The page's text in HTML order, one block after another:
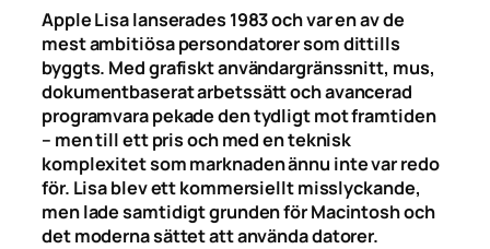
Apple Lisa lanserades 1983 och var en av de
mest ambitiösa persondatorer som dittills
byggts. Med grafiskt användargränssnitt, mus,
dokumentbaserat arbetssätt och avancerad
programvara pekade den tydligt mot framtiden
– men till ett pris och med en teknisk
komplexitet som marknaden ännu inte var redo
för. Lisa blev ett kommersiellt misslyckande,
men lade samtidigt grunden för Macintosh och
det moderna sättet att använda datorer.